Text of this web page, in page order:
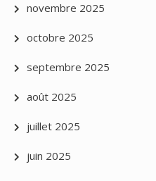
novembre 2025
octobre 2025
septembre 2025
août 2025
juillet 2025
juin 2025